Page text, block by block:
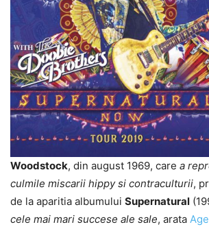
Woodstock, din august 1969, care a
culmile miscarii hippy si contraculturii,
de la aparitia albumului Supernatural
cele mai mari succese ale sale, arata